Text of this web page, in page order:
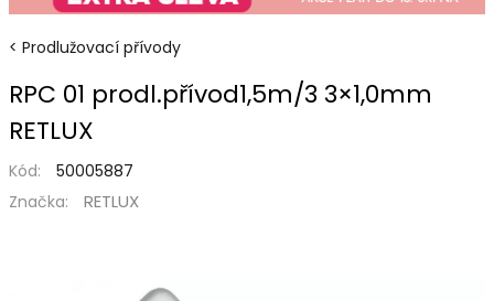
Prodlužovací přívody
RPC 01 prodl.přívod1,5m/3 3×1,0mm
RETLUX
Kód:
50005887
Značka:
RETLUX